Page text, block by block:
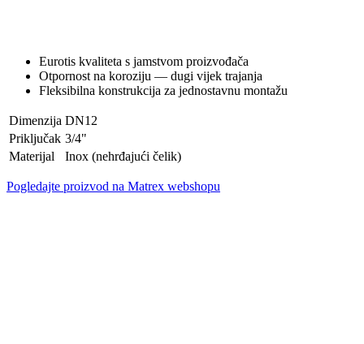
Eurotis kvaliteta s jamstvom proizvođača
Otpornost na koroziju — dugi vijek trajanja
Fleksibilna konstrukcija za jednostavnu montažu
Dimenzija DN12
Priključak 3/4"
Materijal
Inox (nehrđajući čelik)
Pogledajte proizvod na Matrex webshopu